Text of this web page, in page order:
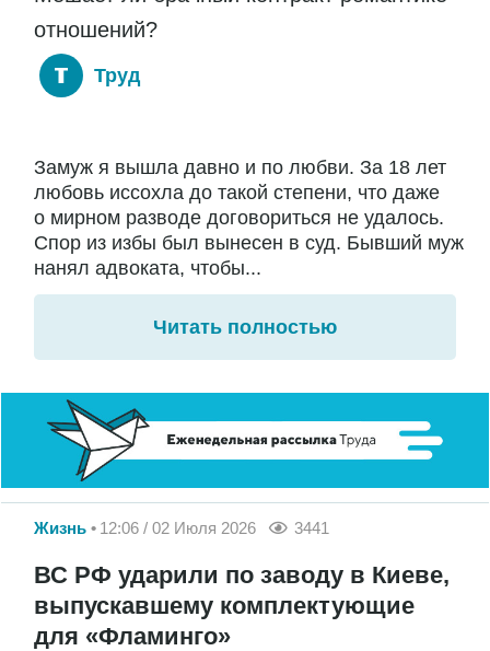
отношений?
Труд
Замуж я вышла давно и по любви. За 18 лет
любовь иссохла до такой степени, что даже
о мирном разводе договориться не удалось.
Спор из избы был вынесен в суд. Бывший муж
нанял адвоката, чтобы...
Читать полностью
Жизнь 12:06 / 02 Июля 2026 3441
ВС РФ ударили по заводу в Киеве,
выпускавшему комплектующие
для «Фламинго»